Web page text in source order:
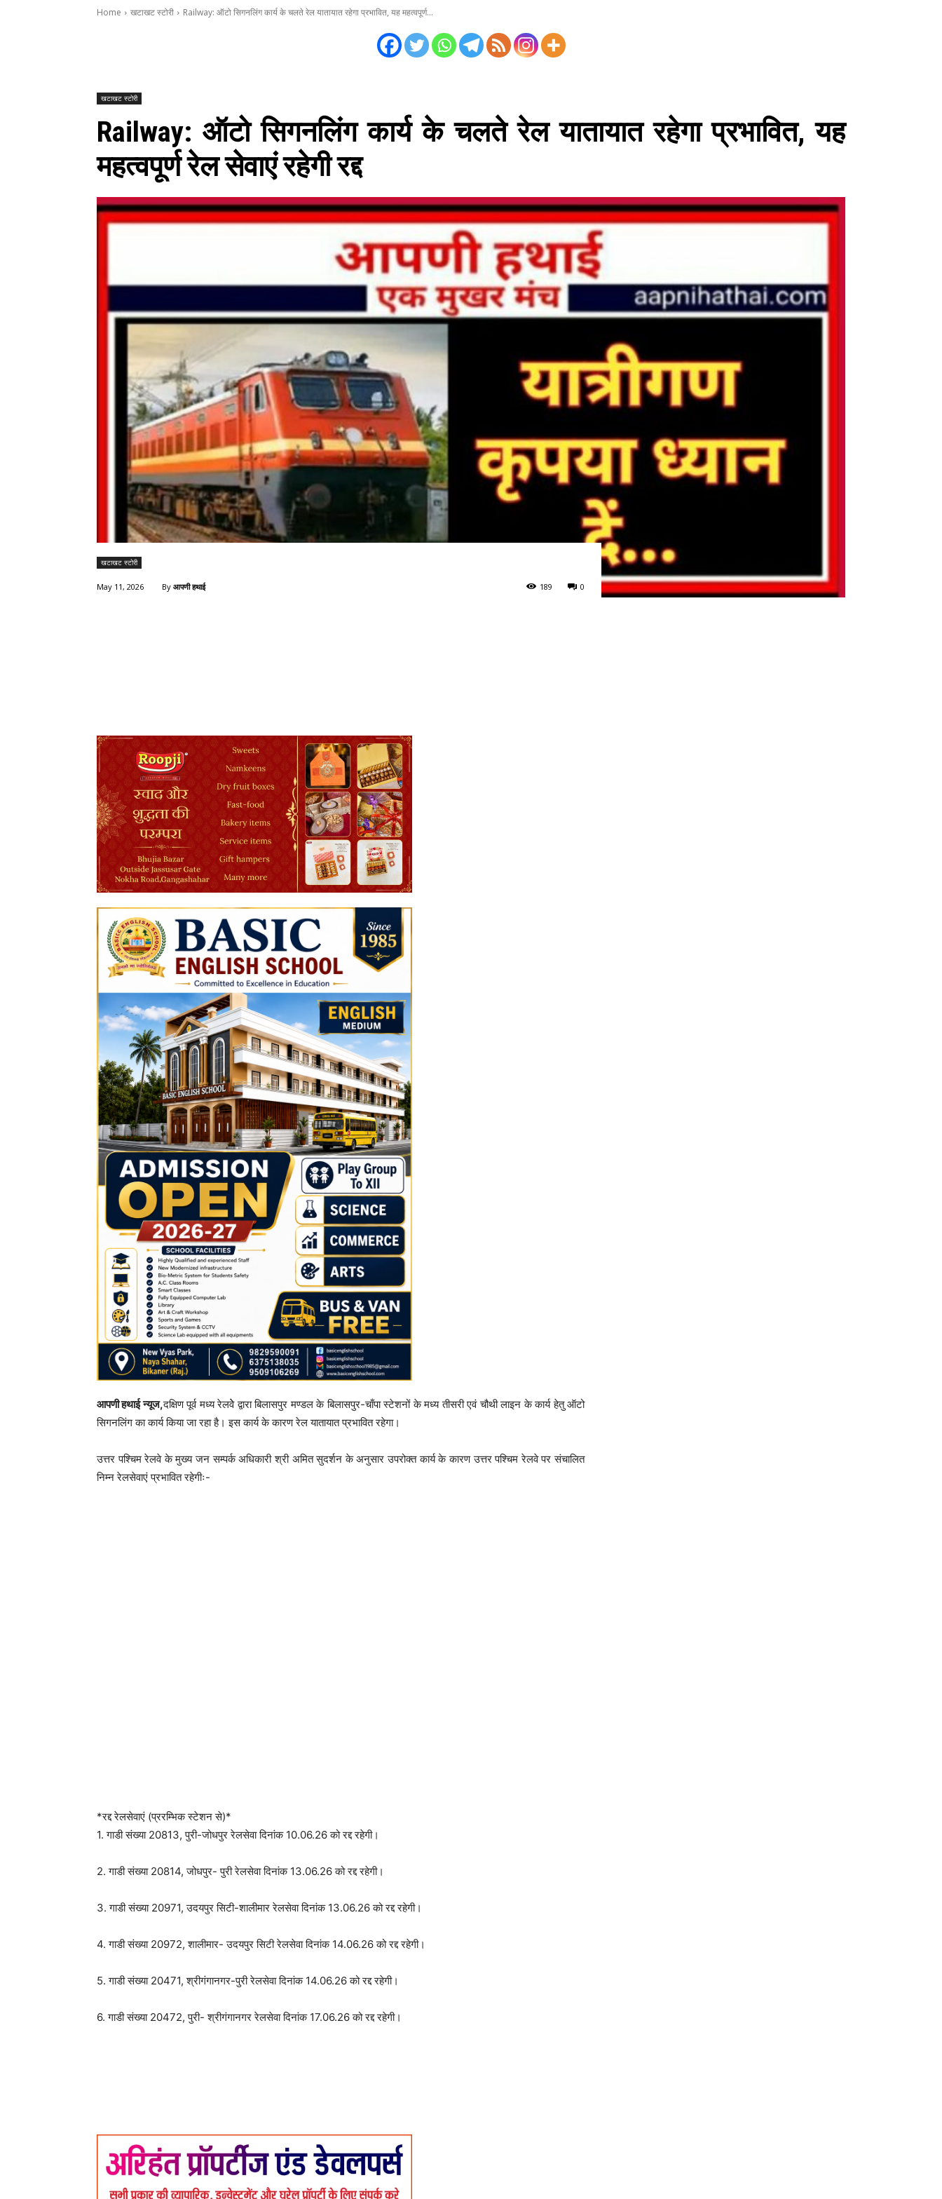
Home खटाखट स्टोरी Railway: ऑटो सिगनलिंग कार्य के चलते रेल यातायात रहेगा प्रभावित, यह महत्वपूर्ण...
खटाखट स्टोरी
Railway: ऑटो सिगनलिंग कार्य के चलते रेल यातायात रहेगा प्रभावित, यह
महत्वपूर्ण रेल सेवाएं रहेगी रद्द
खटाखट स्टोरी
May 11, 2026 By आपणी हथाई 0
189
आपणी हथाई न्यूज,दक्षिण पूर्व मध्य रेलवेे द्वारा बिलासपुर मण्डल के बिलासपुर-चाँपा स्टेशनों के मध्य तीसरी एवं चौथी लाइन के कार्य हेतु ऑटो
सिगनलिंग का कार्य किया जा रहा है। इस कार्य के कारण रेल यातायात प्रभावित रहेगा।
उत्तर पश्चिम रेलवे के मुख्य जन सम्पर्क अधिकारी श्री अमित सुदर्शन के अनुसार उपरोक्त कार्य के कारण उत्तर पश्चिम रेलवे पर संचालित
निम्न रेलसेवाएं प्रभावित रहेगीः-
*रद्द रेलसेवाएं (प्ररम्भिक स्टेशन से)*
1. गाडी संख्या 20813, पुरी-जोधपुर रेलसेवा दिनांक 10.06.26 को रद्द रहेगी।
2. गाडी संख्या 20814, जोधपुर- पुरी रेलसेवा दिनांक 13.06.26 को रद्द रहेगी।
3. गाडी संख्या 20971, उदयपुर सिटी-शालीमार रेलसेवा दिनांक 13.06.26 को रद्द रहेगी।
4. गाडी संख्या 20972, शालीमार- उदयपुर सिटी रेलसेवा दिनांक 14.06.26 को रद्द रहेगी।
5. गाडी संख्या 20471, श्रीगंगानगर-पुरी रेलसेवा दिनांक 14.06.26 को रद्द रहेगी।
6. गाडी संख्या 20472, पुरी- श्रीगंगानगर रेलसेवा दिनांक 17.06.26 को रद्द रहेगी।